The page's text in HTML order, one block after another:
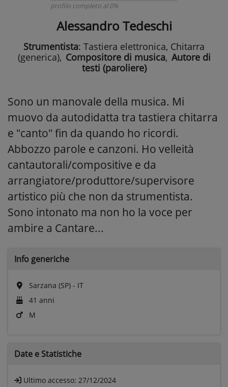
profilo completo al 0%
Alessandro Tedeschi
Strumentista: Tastiera elettronica, Chitarra
(generica), Compositore di musica, Autore di
testi (paroliere)
Sono un manovale della musica. Mi
muovo da autodidatta tra tastiera chitarra
e "canto" fin da quando ho ricordi.
Abbozzo parole e canzoni. Ho velleità
cantautorali/compositive e da
arrangiatore/produttore/supervisore
artistico più che non da strumentista.
Sono intonato ma non ho la voce per
ambire a Cantare...
Info generiche
Sarzana (SP) - IT
41 anni
M
Date e Statistiche
Ultimo accesso: 27/12/2024